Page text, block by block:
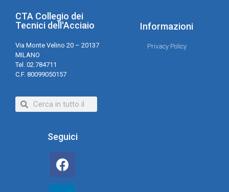
CTA Collegio dei
Tecnici dell'Acciaio
Via Monte Velino 20 – 20137
MILANO
Tel. 02.784711
C.F. 80099050157
Informazioni
Privacy Policy
Seguici